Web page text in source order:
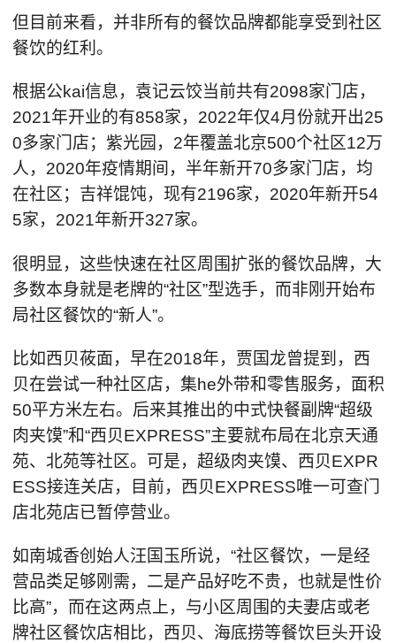
但目前来看，并非所有的餐饮品牌都能享受到社区
餐饮的红利。
根据公kai信息，袁记云饺当前共有2098家门店，
2021年开业的有858家，2022年仅4月份就开出25
0多家门店；紫光园，2年覆盖北京500个社区12万
人，2020年疫情期间，半年新开70多家门店，均
在社区；吉祥馄饨，现有2196家，2020年新开54
5家，2021年新开327家。
很明显，这些快速在社区周围扩张的餐饮品牌，大
多数本身就是老牌的“社区”型选手，而非刚开始布
局社区餐饮的“新人”。
比如西贝莜面，早在2018年，贾国龙曾提到，西
贝在尝试一种社区店，集he外带和零售服务，面积
50平方米左右。后来其推出的中式快餐副牌“超级
肉夹馍”和“西贝EXPRESS”主要就布局在北京天通
苑、北苑等社区。可是，超级肉夹馍、西贝EXPR
ESS接连关店，目前，西贝EXPRESS唯一可查门
店北苑店已暂停营业。
如南城香创始人汪国玉所说，“社区餐饮，一是经
营品类足够刚需，二是产品好吃不贵，也就是性价
比高”，而在这两点上，与小区周围的夫妻店或老
牌社区餐饮店相比，西贝、海底捞等餐饮巨头开设